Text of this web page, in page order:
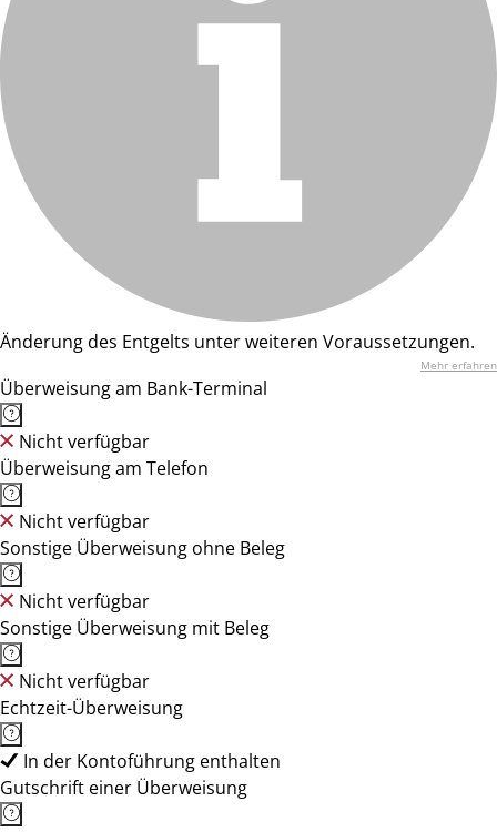
Änderung des Entgelts unter weiteren Voraussetzungen.
Mehr erfahren
Überweisung am Bank-Terminal
Nicht verfügbar
Überweisung am Telefon
Nicht verfügbar
Sonstige Überweisung ohne Beleg
Nicht verfügbar
Sonstige Überweisung mit Beleg
Nicht verfügbar
Echtzeit-Überweisung
In der Kontoführung enthalten
Gutschrift einer Überweisung